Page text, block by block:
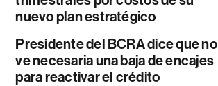
nuevo plan estratégico
Presidente del BCRA dice que no
ve necesaria una baja de encajes
para reactivar el crédito